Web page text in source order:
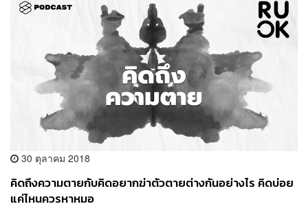
30 ตุลาคม 2018
คิดถึงความตายกับคิดอยากฆ่าตัวตายต่างกันอย่างไร คิดบ่อย
แค่ไหนควรหาหมอ